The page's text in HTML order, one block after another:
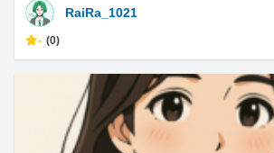
RaiRa_1021
- (0)